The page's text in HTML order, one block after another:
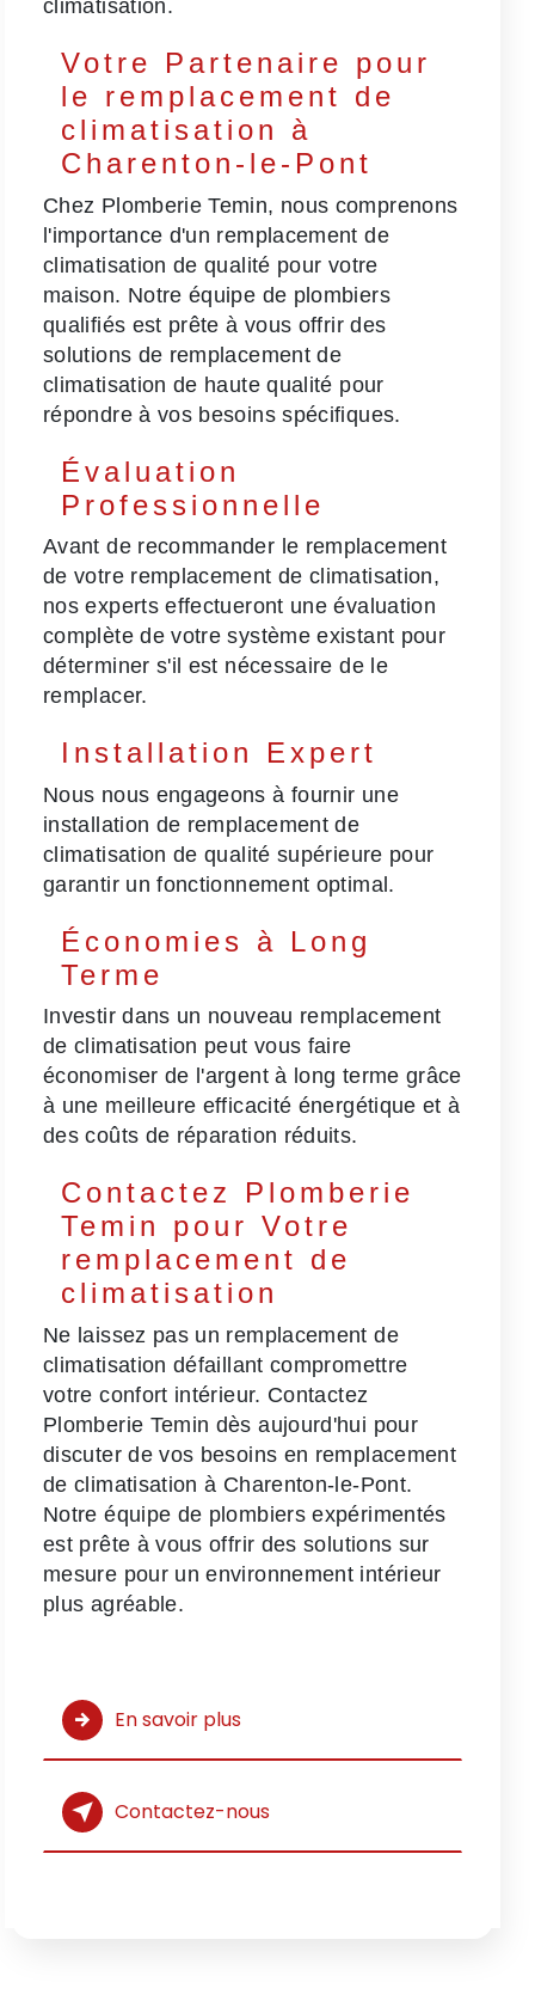
climatisation.
Votre Partenaire pour
le remplacement de
climatisation à
Charenton-le-Pont
Chez Plomberie Temin, nous comprenons
l'importance d'un remplacement de
climatisation de qualité pour votre
maison. Notre équipe de plombiers
qualifiés est prête à vous offrir des
solutions de remplacement de
climatisation de haute qualité pour
répondre à vos besoins spécifiques.
Évaluation
Professionnelle
Avant de recommander le remplacement
de votre remplacement de climatisation,
nos experts effectueront une évaluation
complète de votre système existant pour
déterminer s'il est nécessaire de le
remplacer.
Installation Expert
Nous nous engageons à fournir une
installation de remplacement de
climatisation de qualité supérieure pour
garantir un fonctionnement optimal.
Économies à Long
Terme
Investir dans un nouveau remplacement
de climatisation peut vous faire
économiser de l'argent à long terme grâce
à une meilleure efficacité énergétique et à
des coûts de réparation réduits.
Contactez Plomberie
Temin pour Votre
remplacement de
climatisation
Ne laissez pas un remplacement de
climatisation défaillant compromettre
votre confort intérieur. Contactez
Plomberie Temin dès aujourd'hui pour
discuter de vos besoins en remplacement
de climatisation à Charenton-le-Pont.
Notre équipe de plombiers expérimentés
est prête à vous offrir des solutions sur
mesure pour un environnement intérieur
plus agréable.
En savoir plus
Contactez-nous